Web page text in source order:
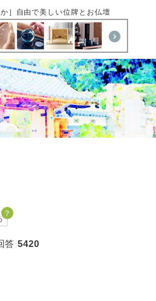
］自由で美しい位牌とお仏壇
？
答 5420